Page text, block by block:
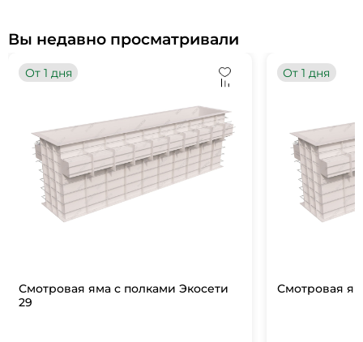
Вы недавно просматривали
От 1 дня
Смотровая яма с полками Экосети
29
От 1 дня
Смотровая